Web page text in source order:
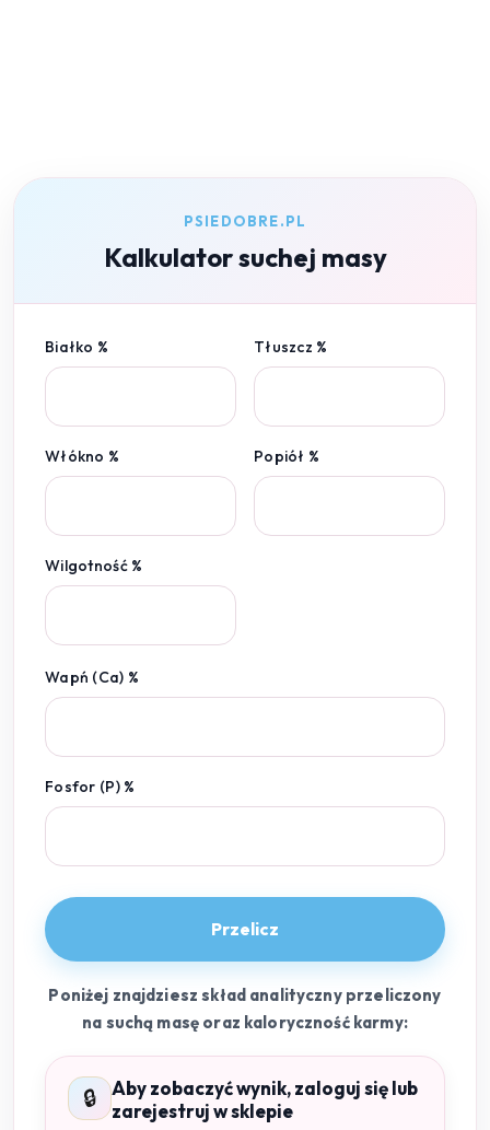
PSIEDOBRE.PL
Kalkulator suchej masy
Białko % Tłuszcz %
Włókno % Popiół %
Wilgotność %
Wapń (Ca) %
Fosfor (P) %
Przelicz
Poniżej znajdziesz skład analityczny przeliczony
na suchą masę oraz kaloryczność karmy:
🔒
Aby zobaczyć wynik, zaloguj się lub
zarejestruj w sklepie